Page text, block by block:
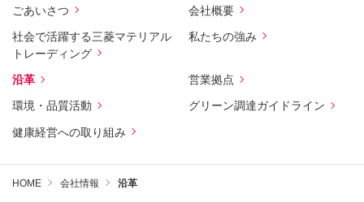
ごあいさつ 会社概要
社会で活躍する三菱マテリアル
トレーディング
私たちの強み
沿革 営業拠点
環境・品質活動 グリーン調達ガイドライン
健康経営への取り組み
HOME 会社情報 沿革